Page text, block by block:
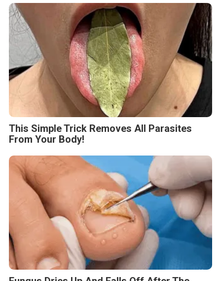
5 Hidden Signs You Have Worms Inside Your
Body
This Simple Trick Removes All Parasites
From Your Body!